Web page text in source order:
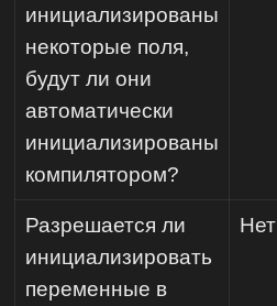
инициализированы
некоторые поля,
будут ли они
автоматически
инициализированы
компилятором?
Разрешается ли
инициализировать
переменные в
Нет